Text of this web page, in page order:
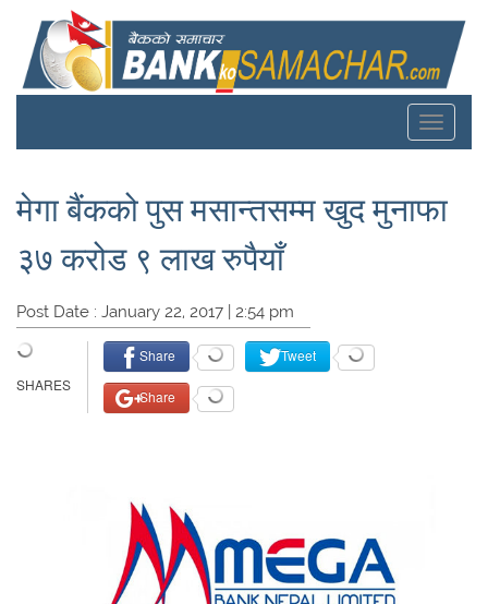
Toggle
मेगा बैंकको पुस मसान्तसम्म खुद मुनाफा
३७ करोड ९ लाख रुपैयाँ
Post Date : January 22, 2017 | 2:54 pm
Share Tweet
Share